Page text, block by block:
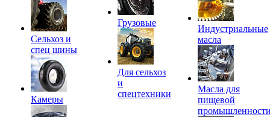
Сельхоз и
спец шины
Камеры
Грузовые
Для сельхоз
и
спецтехники
Индустриальные
масла
Масла для
пищевой